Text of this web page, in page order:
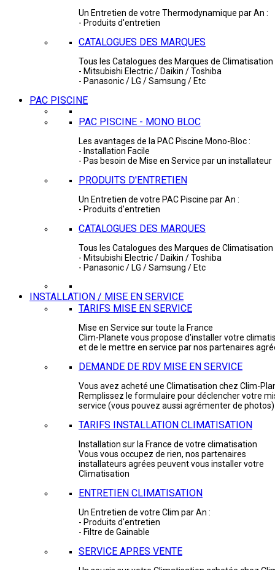
Un Entretien de votre Thermodynamique par An :
- Produits d'entretien
CATALOGUES DES MARQUES
Tous les Catalogues des Marques de Climatisation
- Mitsubishi Electric / Daikin / Toshiba
- Panasonic / LG / Samsung / Etc
PAC PISCINE
PAC PISCINE - MONO BLOC
Les avantages de la PAC Piscine Mono-Bloc :
- Installation Facile
- Pas besoin de Mise en Service par un installateur
PRODUITS D'ENTRETIEN
Un Entretien de votre PAC Piscine par An :
- Produits d'entretien
CATALOGUES DES MARQUES
Tous les Catalogues des Marques de Climatisation
- Mitsubishi Electric / Daikin / Toshiba
- Panasonic / LG / Samsung / Etc
INSTALLATION / MISE EN SERVICE
TARIFS MISE EN SERVICE
Mise en Service sur toute la France
Clim-Planete vous propose d'installer votre
et de le mettre en service par nos partenaires
DEMANDE DE RDV MISE EN SERVICE
Vous avez acheté une Climatisation chez Clim-
Remplissez le formulaire pour déclencher votre
service (vous pouvez aussi agrémenter de photos)
TARIFS INSTALLATION CLIMATISATION
Installation sur la France de votre climatisation
Vous vous occupez de rien, nos partenaires
installateurs agrées peuvent vous installer votre
Climatisation
ENTRETIEN CLIMATISATION
Un Entretien de votre Clim par An :
- Produits d'entretien
- Filtre de Gainable
SERVICE APRES VENTE